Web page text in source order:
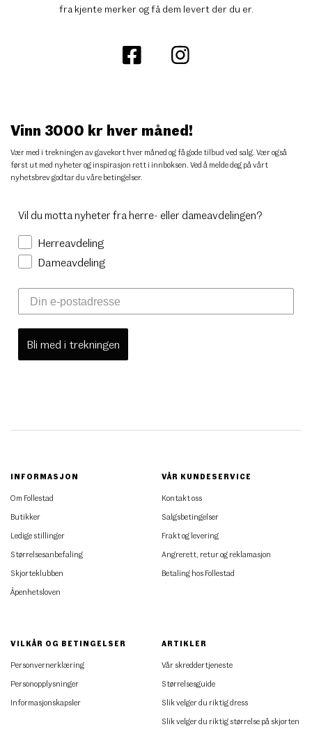
fra kjente merker og få dem levert der du er.
Vinn 3000 kr hver måned!
Vær med i trekningen av gavekort hver måned og få gode tilbud ved salg. Vær også
først ut med nyheter og inspirasjon rett i innboksen. Ved å melde deg på vårt
nyhetsbrev godtar du våre betingelser.
Vil du motta nyheter fra herre- eller dameavdelingen?
Herreavdeling
Dameavdeling
Bli med i trekningen
INFORMASJON
Om Follestad
Butikker
Ledige stillinger
Størrelsesanbefaling
Skjorteklubben
Åpenhetsloven
VÅR KUNDESERVICE
Kontakt oss
Salgsbetingelser
Frakt og levering
Angrerett, retur og reklamasjon
Betaling hos Follestad
VILKÅR OG BETINGELSER
Personvernerklæring
Personopplysninger
Informasjonskapsler
ARTIKLER
Vår skreddertjeneste
Størrelsesguide
Slik velger du riktig dress
Slik velger du riktig størrelse på skjorten